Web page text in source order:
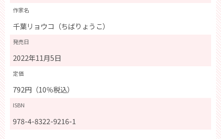
作家名
千葉リョウコ（ちばりょうこ）
発売日
2022年11月5日
定価
792円（10％税込）
ISBN
978-4-8322-9216-1